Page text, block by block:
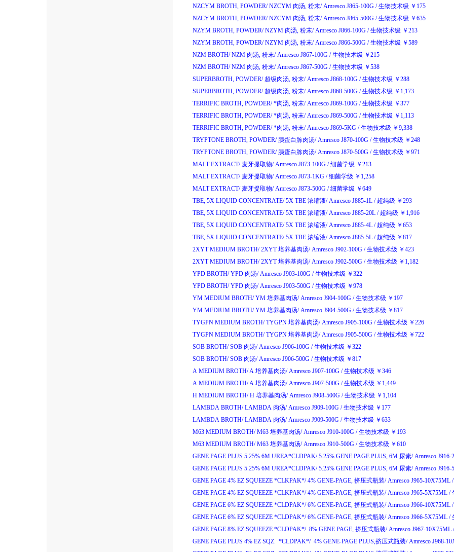
NZCYM BROTH, POWDER/ NZCYM 肉汤, 粉末/ Amresco J865-100G / 生物技术级 ￥ 175
NZCYM BROTH, POWDER/ NZCYM 肉汤, 粉末/ Amresco J865-500G / 生物技术级 ￥ 635
NZYM BROTH, POWDER/ NZYM 肉汤, 粉末/ Amresco J866-100G / 生物技术级 ￥ 213
NZYM BROTH, POWDER/ NZYM 肉汤, 粉末/ Amresco J866-500G / 生物技术级 ￥ 589
NZM BROTH/ NZM 肉汤, 粉末/ Amresco J867-100G / 生物技术级 ￥ 215
NZM BROTH/ NZM 肉汤, 粉末/ Amresco J867-500G / 生物技术级 ￥ 538
SUPERBROTH, POWDER/ 超级肉汤, 粉末/ Amresco J868-100G / 生物技术级 ￥ 288
SUPERBROTH, POWDER/ 超级肉汤, 粉末/ Amresco J868-500G / 生物技术级 ￥ 1,173
TERRIFIC BROTH, POWDER/ *肉汤, 粉末/ Amresco J869-100G / 生物技术级 ￥ 377
TERRIFIC BROTH, POWDER/ *肉汤, 粉末/ Amresco J869-500G / 生物技术级 ￥ 1,113
TERRIFIC BROTH, POWDER/ *肉汤, 粉末/ Amresco J869-5KG / 生物技术级 ￥ 9,338
TRYPTONE BROTH, POWDER/ 胰蛋白胨肉汤/ Amresco J870-100G / 生物技术级 ￥ 248
TRYPTONE BROTH, POWDER/ 胰蛋白胨肉汤/ Amresco J870-500G / 生物技术级 ￥ 971
MALT EXTRACT/ 麦牙提取物/ Amresco J873-100G / 细菌学级 ￥ 213
MALT EXTRACT/ 麦牙提取物/ Amresco J873-1KG / 细菌学级 ￥ 1,258
MALT EXTRACT/ 麦牙提取物/ Amresco J873-500G / 细菌学级 ￥ 649
TBE, 5X LIQUID CONCENTRATE/ 5X TBE 浓缩液/ Amresco J885-1L / 超纯级 ￥ 293
TBE, 5X LIQUID CONCENTRATE/ 5X TBE 浓缩液/ Amresco J885-20L / 超纯级 ￥ 1,916
TBE, 5X LIQUID CONCENTRATE/ 5X TBE 浓缩液/ Amresco J885-4L / 超纯级 ￥ 653
TBE, 5X LIQUID CONCENTRATE/ 5X TBE 浓缩液/ Amresco J885-5L / 超纯级 ￥ 817
2XYT MEDIUM BROTH/ 2XYT培养基肉汤/ Amresco J902-100G / 生物技术级 ￥ 423
2XYT MEDIUM BROTH/ 2XYT培养基肉汤/ Amresco J902-500G / 生物技术级 ￥ 1,182
YPD BROTH/ YPD 肉汤/ Amresco J903-100G / 生物技术级 ￥ 322
YPD BROTH/ YPD 肉汤/ Amresco J903-500G / 生物技术级 ￥ 978
YM MEDIUM BROTH/ YM 培养基肉汤/ Amresco J904-100G / 生物技术级 ￥ 197
YM MEDIUM BROTH/ YM 培养基肉汤/ Amresco J904-500G / 生物技术级 ￥ 817
TYGPN MEDIUM BROTH/ TYGPN 培养基肉汤/ Amresco J905-100G / 生物技术级 ￥ 226
TYGPN MEDIUM BROTH/ TYGPN 培养基肉汤/ Amresco J905-500G / 生物技术级 ￥ 722
SOB BROTH/ SOB 肉汤/ Amresco J906-100G / 生物技术级 ￥ 322
SOB BROTH/ SOB 肉汤/ Amresco J906-500G / 生物技术级 ￥ 817
A MEDIUM BROTH/A 培养基肉汤/ Amresco J907-100G / 生物技术级 ￥ 346
A MEDIUM BROTH/A 培养基肉汤/ Amresco J907-500G / 生物技术级 ￥ 1,449
H MEDIUM BROTH/ H 培养基肉汤/ Amresco J908-500G / 生物技术级 ￥ 1,104
LAMBDA BROTH/ LAMBDA 肉汤/ Amresco J909-100G / 生物技术级 ￥ 177
LAMBDA BROTH/ LAMBDA 肉汤/ Amresco J909-500G / 生物技术级 ￥ 633
M63 MEDIUM BROTH/ M63 培养基肉汤/ Amresco J910-100G / 生物技术级 ￥ 193
M63 MEDIUM BROTH/ M63 培养基肉汤/ Amresco J910-500G / 生物技术级 ￥ 610
GENE PAGE PLUS 5.25% 6M UREA*CLDPAK/ 5.25% GENE PAGE PLUS, 6M 尿素/ Amresco
GENE PAGE PLUS 5.25% 6M UREA*CLDPAK/ 5.25% GENE PAGE PLUS, 6M 尿素/ Amresco
GENE PAGE 4% EZ SQUEEZE *CLKPAK*/ 4% GENE-PAGE, 挤压式瓶装/ Amresco J965-10X75ML /
GENE PAGE 4% EZ SQUEEZE *CLKPAK*/ 4% GENE-PAGE, 挤压式瓶装/ Amresco J965-5X75ML /
GENE PAGE 6% EZ SQUEEZE *CLDPAK*/ 6% GENE-PAGE, 挤压式瓶装/ Amresco J966-10X75ML /
GENE PAGE 6% EZ SQUEEZE *CLDPAK*/ 6% GENE-PAGE, 挤压式瓶装/ Amresco J966-5X75ML /
GENE PAGE 8% EZ SQUEEZE *CLDPAK*/ 8% GENE PAGE, 挤压式瓶装/ Amresco J967-10X75ML /
GENE PAGE PLUS 4% EZ SQZ. *CLDPAK*/ 4% GENE-PAGE PLUS,挤压式瓶装/ Amresco J968-